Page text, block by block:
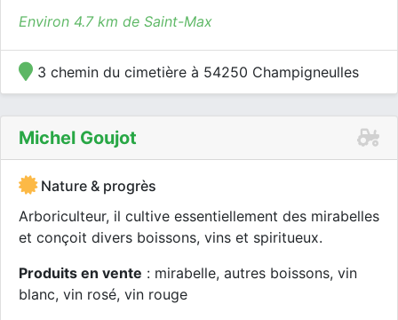
Environ 4.7 km de Saint-Max
3 chemin du cimetière à 54250 Champigneulles
Michel Goujot
Nature & progrès
Arboriculteur, il cultive essentiellement des mirabelles
et conçoit divers boissons, vins et spiritueux.
Produits en vente : mirabelle, autres boissons, vin
blanc, vin rosé, vin rouge